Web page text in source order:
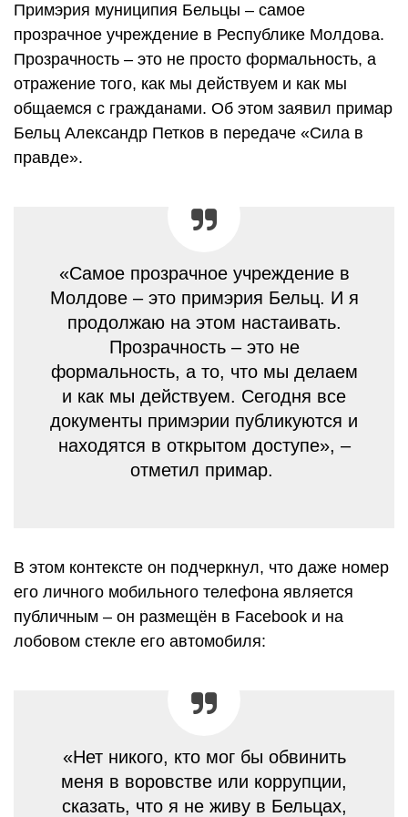
Примэрия муниципия Бельцы – самое
прозрачное учреждение в Республике Молдова.
Прозрачность – это не просто формальность, а
отражение того, как мы действуем и как мы
общаемся с гражданами. Об этом заявил примар
Бельц Александр Петков в передаче «Сила в
правде».
«Самое прозрачное учреждение в
Молдове – это примэрия Бельц. И я
продолжаю на этом настаивать.
Прозрачность – это не
формальность, а то, что мы делаем
и как мы действуем. Сегодня все
документы примэрии публикуются и
находятся в открытом доступе», –
отметил примар.
В этом контексте он подчеркнул, что даже номер
его личного мобильного телефона является
публичным – он размещён в Facebook и на
лобовом стекле его автомобиля:
«Нет никого, кто мог бы обвинить
меня в воровстве или коррупции,
сказать, что я не живу в Бельцах,